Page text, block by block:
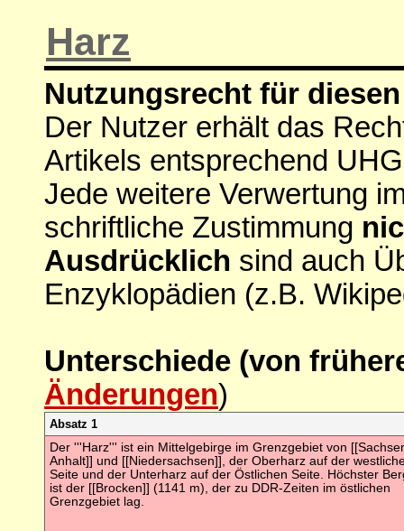
Harz
Nutzungsrecht für
Der Nutzer erhält das
Artikels entsprechend
Jede weitere Verwertung
schriftliche Zustimmung
Ausdrücklich sind auch
Enzyklopädien (z.B.
Unterschiede (von
Änderungen)
Absatz 1
Der '''Harz''' ist ein Mittelgebirge im Grenzgebiet von
Anhalt]] und [[Niedersachsen]], der Oberharz auf der
Seite und der Unterharz auf der Östlichen Seite. Höchster
ist der [[Brocken]] (1141 m), der zu DDR-Zeiten im östlichen
Grenzgebiet lag.